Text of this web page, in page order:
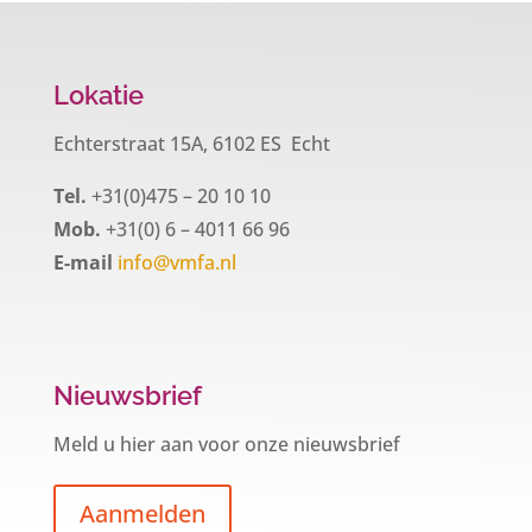
Lokatie
Echterstraat 15A, 6102 ES Echt
Tel. +31(0)475 – 20 10 10
Mob. +31(0) 6 – 4011 66 96
E-mail info@vmfa.nl
Nieuwsbrief
Meld u hier aan voor onze nieuwsbrief
Aanmelden